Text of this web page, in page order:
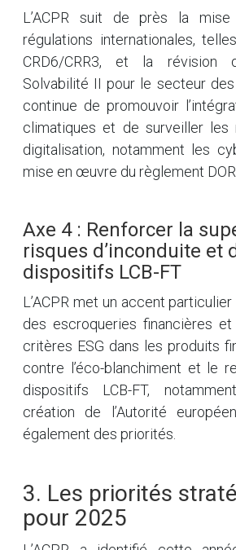
L’ACPR suit de près la
régulations internationales,
CRD6/CRR3, et la révision
Solvabilité II pour le secteur des
continue de promouvoir
climatiques et de surveiller les
digitalisation, notamment les
mise en œuvre du règlement
Axe 4 : Renforcer la
risques d’inconduite et
dispositifs LCB-FT
L’ACPR met un accent
des escroqueries financières et
critères ESG dans les produits
contre l’éco-blanchiment et le
dispositifs LCB-FT,
création de l’Autorité
également des priorités.
3. Les priorités
pour 2025